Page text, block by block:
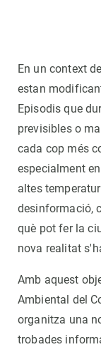
En un context
estan
Episodis que
previsibles o
cada cop més
especialment
altes
desinformació,
què pot fer la
nova realitat
Amb aquest
Ambiental del
organitza una
trobades